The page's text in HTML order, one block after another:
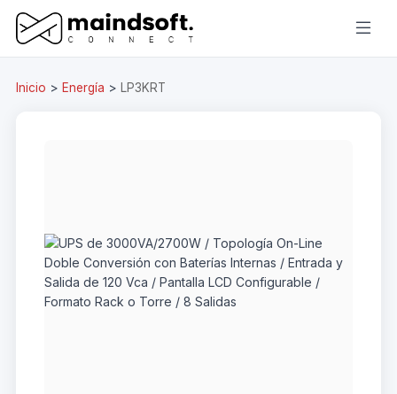
Inicio > Energía > LP3KRT